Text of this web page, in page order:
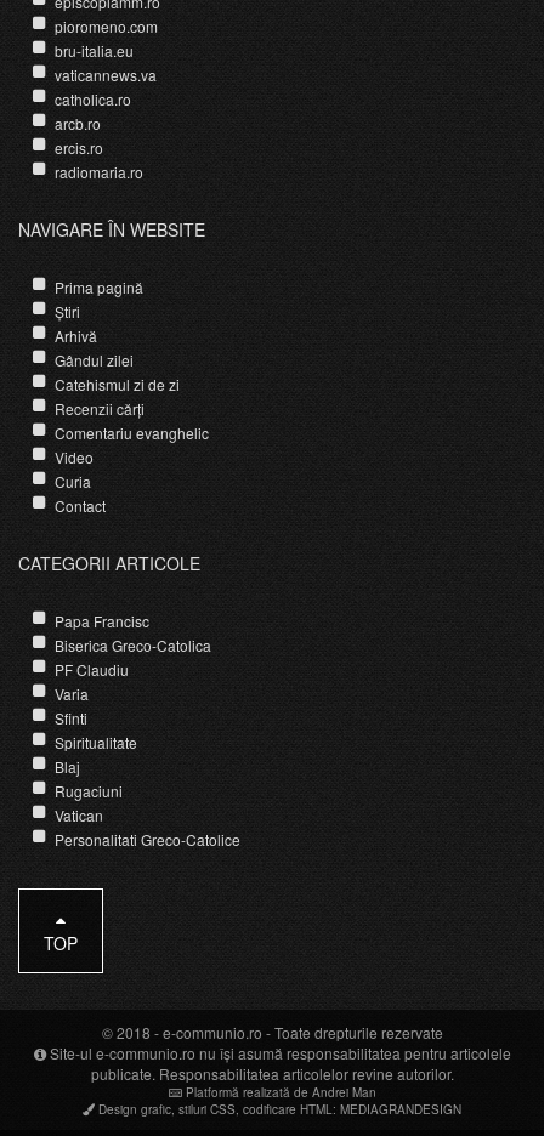
pioromeno.com
bru-italia.eu
vaticannews.va
catholica.ro
arcb.ro
ercis.ro
radiomaria.ro
NAVIGARE ÎN WEBSITE
Prima pagină
Știri
Arhivă
Gândul zilei
Catehismul zi de zi
Recenzii cărți
Comentariu evanghelic
Video
Curia
Contact
CATEGORII ARTICOLE
Papa Francisc
Biserica Greco-Catolica
PF Claudiu
Varia
Sfinti
Spiritualitate
Blaj
Rugaciuni
Vatican
Personalitati Greco-Catolice
TOP
© 2018 -e-communio.ro - Toate drepturile rezervate
Site-ul e-communio.ro nu își asumă responsabilitatea pentru articolele
publicate. Responsabilitatea articolelor revine autorilor.
Platformă realizată de Andrei Man
Design grafic stiluri CSS codificare HTML : MEDIAGRANDESIGN